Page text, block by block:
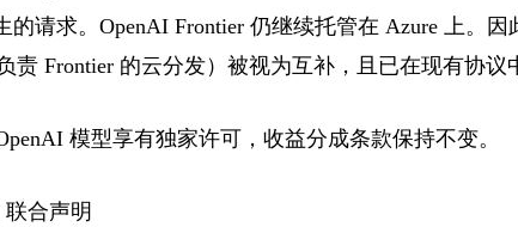
的请求。OpenAI Frontier 仍继续托管在 Azure 上。
责 Frontier 的云分发）被视为互补，且已在现有协议
模型享有独家许可，收益分成条款保持不变。
合声明